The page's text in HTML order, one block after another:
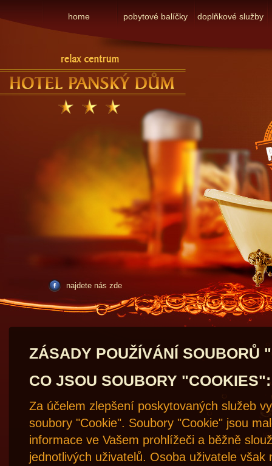
home pobytové balíčky doplňkové služby
najdete nás zde
ZÁSADY POUŽÍVÁNÍ SOUBORŮ
CO JSOU SOUBORY "COOKIES":
Za účelem zlepšení poskytovaných služeb
soubory "Cookie". Soubory "Cookie" jsou
informace ve Vašem prohlížeči a běžně
jednotlivých uživatelů. Osoba uživatele však